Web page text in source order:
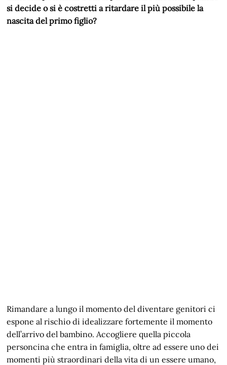
si decide o si è costretti a ritardare il più possibile la
nascita del primo figlio?
Rimandare a lungo il momento del diventare genitori ci
espone al rischio di idealizzare fortemente il momento
dell’arrivo del bambino. Accogliere quella piccola
personcina che entra in famiglia, oltre ad essere uno dei
momenti più straordinari della vita di un essere umano,